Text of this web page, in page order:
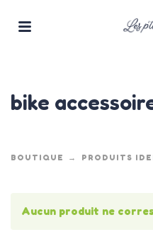
bike
BOUTIQUE PRODUITS
Aucun produit ne